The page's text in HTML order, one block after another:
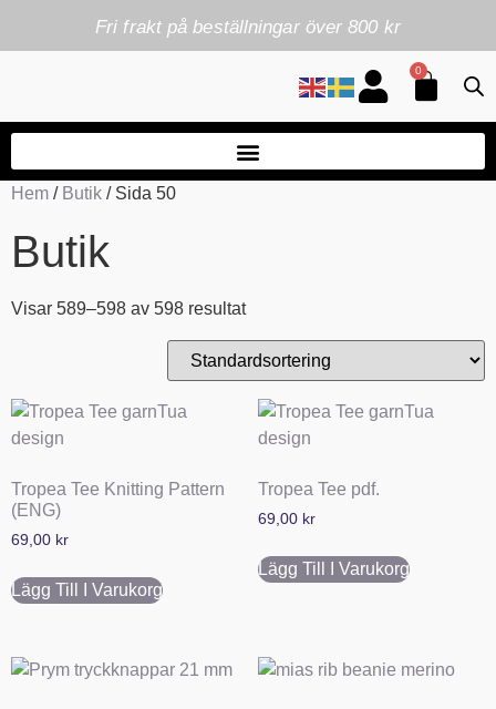
Fri frakt på beställningar över 800 kr
0
Hem / Butik / Sida 50
Butik
Visar 589–598 av 598 resultat
Tropea Tee Knitting Pattern
(ENG)
69,00 kr
Lägg Till I Varukorg
Tropea Tee pdf.
69,00 kr
Lägg Till I Varukorg